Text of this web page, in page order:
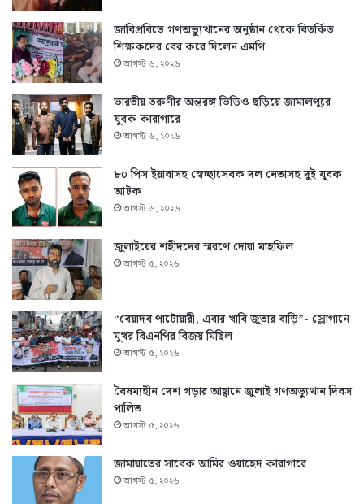
জাবিপ্রবিতে গণঅভ্যুত্থানের অনুষ্ঠান থেকে বিতর্কিত
শিক্ষকদের বের করে দিলেন এমপি
আগস্ট ৬, ২০২৬
ভারতীয় তরুণীর অন্তরঙ্গ ভিডিও ছড়িয়ে জামালপুরে
যুবক কারাগারে
আগস্ট ৬, ২০২৬
৮০ পিস ইয়াবাসহ স্বেচ্ছাসেবক দল নেতাসহ দুই যুবক
আটক
আগস্ট ৬, ২০২৬
জুলাইয়ের শহীদদের স্মরণে দোয়া মাহফিল
আগস্ট ৫, ২০২৬
“বেয়াদব পাটোয়ারী, এবার খাবি জুতার বাড়ি”- স্লোগানে
মুখর বিএনপির বিজয় মিছিল
আগস্ট ৫, ২০২৬
বৈষম্যহীন দেশ গড়ার আহ্বানে জুলাই গণঅভ্যুত্থান দিবস
পালিত
আগস্ট ৫, ২০২৬
জামায়াতের সাবেক আমির ওয়াহেদ কারাগারে
আগস্ট ৫, ২০২৬